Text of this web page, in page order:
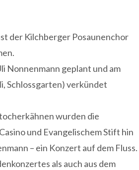
der Kilchberger Posaunenchor
Nonnenmann geplant und am
Schlossgarten) verkündet
wurden die
und Evangelischem Stift hin
– ein Konzert auf dem Fluss.
als auch aus dem